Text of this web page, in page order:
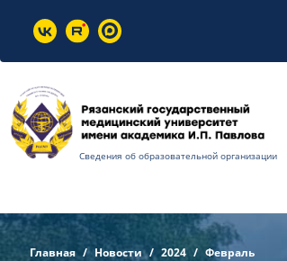
Сведения об образовательной организации
Главная Новости 2024 Февраль